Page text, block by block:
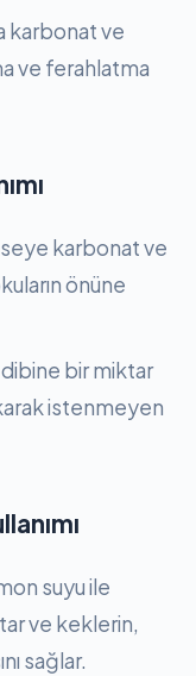
karbonat ve
ve ferahlatma
karbonat ve
önüne
bir miktar
istenmeyen
suyu ile
ve keklerin,
sağlar.